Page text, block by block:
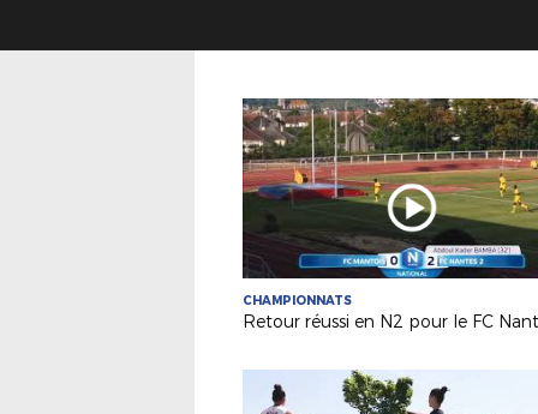
CHAMPIONNATS
Retour réussi en N2 pour le FC